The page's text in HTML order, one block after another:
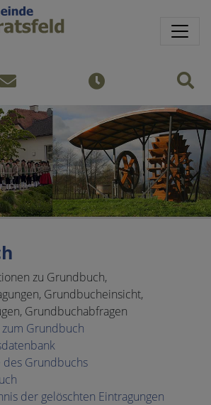
zu:
gemeinde@euratsfeld.gv.at
Öffnungszeiten
zu Grundbuch,
Grundbucheinsicht,
Grundbuchabfragen
Grundbuch
des Grundbuchs
der gelöschten Eintragungen